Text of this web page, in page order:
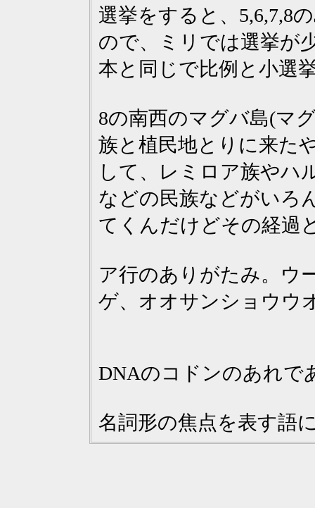
選挙をすると、5,6,7,8
ので、ミリでは選挙が
本と同じで比例と小選
8の南西のマグバ島(マ
族と植民地とりに来た
して、レミロア族やハ
などの民族などがいろ
てくんだけどその経過
ア行のありがたみ。ウ
ゲ、オオサンショウウ
DNAのコドンのあれで
名詞形の焦点を表す語